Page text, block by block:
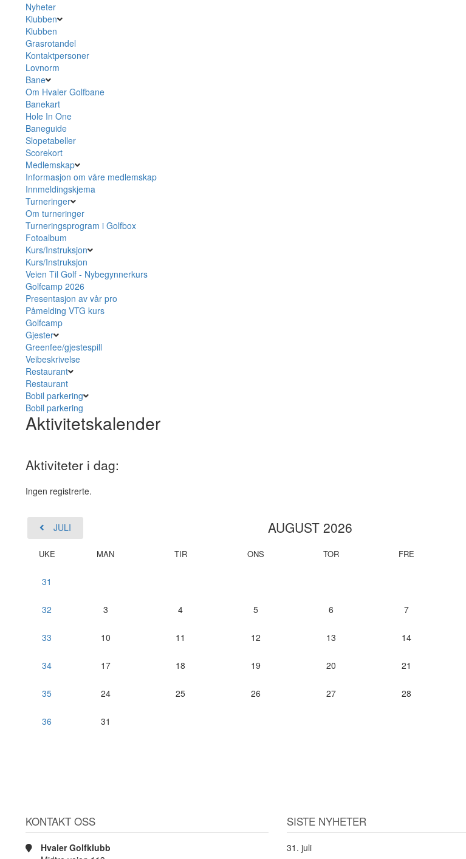
Nyheter
Klubben
Klubben
Grasrotandel
Kontaktpersoner
Lovnorm
Bane
Om Hvaler Golfbane
Banekart
Hole In One
Baneguide
Slopetabeller
Scorekort
Medlemskap
Informasjon om våre medlemskap
Innmeldingskjema
Turneringer
Om turneringer
Turneringsprogram i Golfbox
Fotoalbum
Kurs/Instruksjon
Kurs/Instruksjon
Veien Til Golf - Nybegynnerkurs
Golfcamp 2026
Presentasjon av vår pro
Påmelding VTG kurs
Golfcamp
Gjester
Greenfee/gjestespill
Veibeskrivelse
Restaurant
Restaurant
Bobil parkering
Bobil parkering
Aktivitetskalender
Aktiviteter i dag:
Ingen registrerte.
JULI AUGUST 2026
UKE MAN TIR ONS TOR FRE
31
32 3 4 5 6 7
33 10 11 12 13 14
34 17 18 19 20 21
35 24 25 26 27 28
36 31
KONTAKT OSS
Hvaler Golfklubb
SISTE NYHETER
31. juli